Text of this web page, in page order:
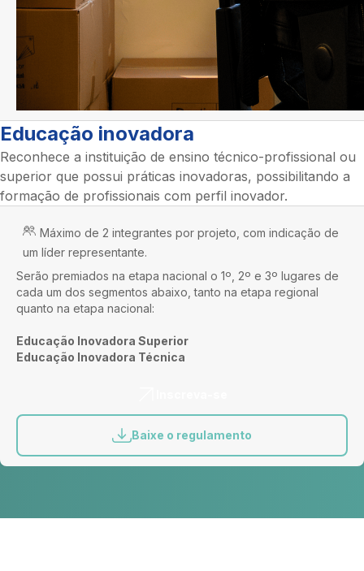
Educação inovadora
Reconhece a instituição de ensino técnico-profissional ou
superior que possui práticas inovadoras, possibilitando a
formação de profissionais com perfil inovador.
Máximo de 2 integrantes por projeto, com indicação de
um líder representante.
Serão premiados na etapa nacional o 1º, 2º e 3º lugares de
cada um dos segmentos abaixo, tanto na etapa regional
quanto na etapa nacional:
Educação Inovadora Superior
Educação Inovadora Técnica
Baixe o regulamento